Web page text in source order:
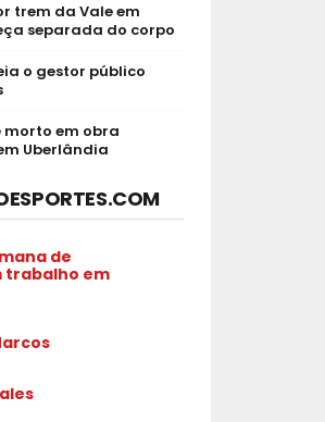
trem da Vale em
separada do corpo
o gestor público
em obra
Uberlândia
de
em